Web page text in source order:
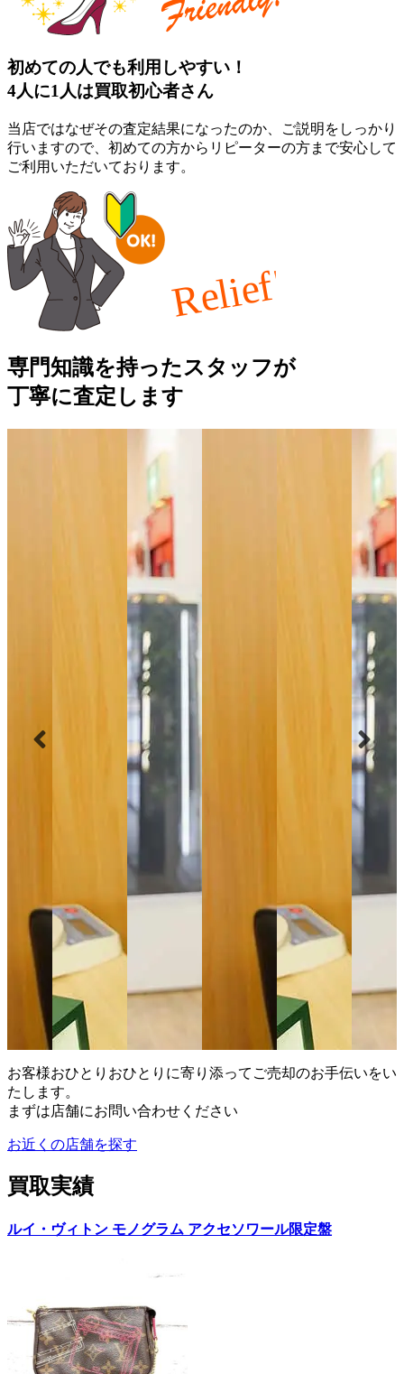
初めての人でも利用しやすい！
4人に1人は買取初心者さん
当店ではなぜその査定結果になったのか、ご説明をしっかり
行いますので、初めての方からリピーターの方まで安心して
ご利用いただいております。
専門知識を持ったスタッフが
丁寧に査定します
お客様おひとりおひとりに寄り添ってご売却のお手伝いをい
たします。
まずは店舗にお問い合わせください
お近くの店舗を探す
買取実績
ルイ・ヴィトン モノグラム アクセソワール限定盤